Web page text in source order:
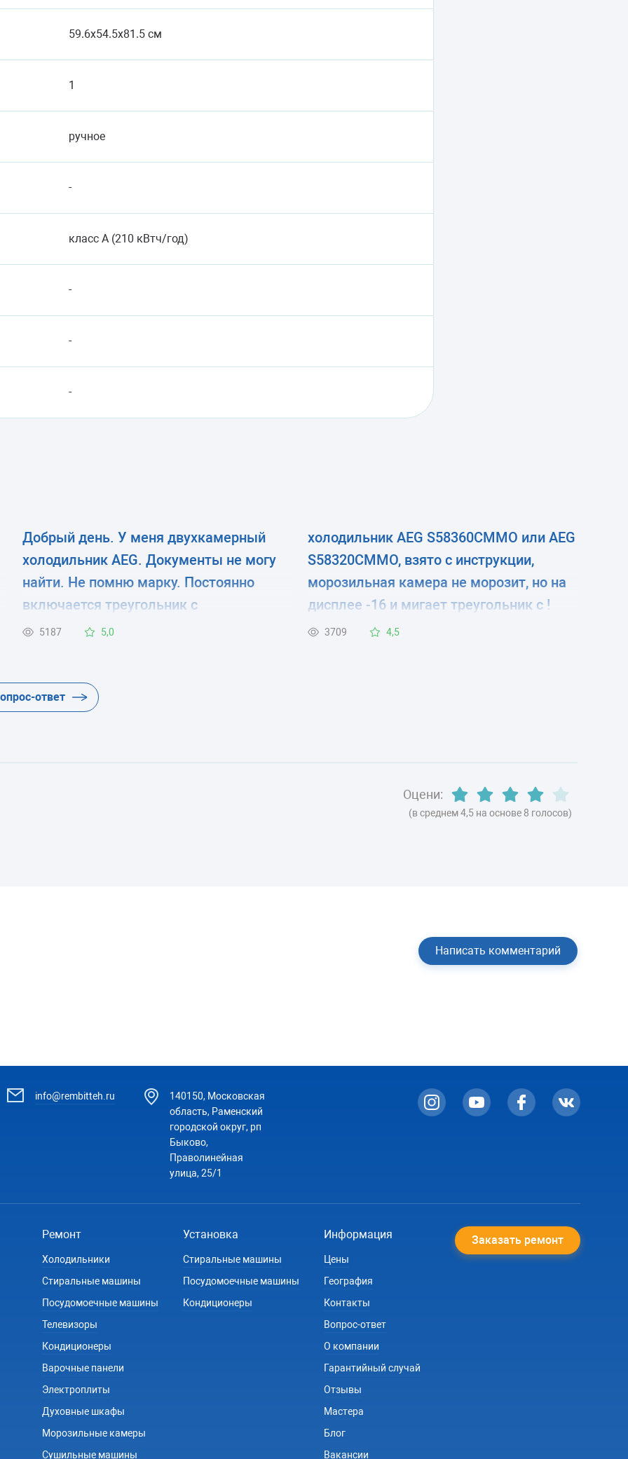
59.6x54.5x81.5 см
1
ручное
-
класс A (210 кВтч/год)
-
-
-
Добрый день. У меня двухкамерный
холодильник AEG. Документы не могу
найти. Не помню марку. Постоянно
включается треугольник с
восклицательным знаком. И
посмотреть модель холодильника?
только на задней стенке? и где почитать
5187 5,0
холодильник AEG S58360CMMO или AEG
S58320CMMO, взято с инструкции,
морозильная камера не морозит, но на
дисплее -16 и мигает треугольник с !
знаком. В чём причина. Спасибо!
3709 4,5
ответ
Оцени:
(в среднем 4,5 на основе 8 голосов)
Написать комментарий
info@rembitteh.ru
140150, Московская
область, Раменский
городской округ, рп
Быково,
Праволинейная
улица, 25/1
Ремонт
Холодильники
Стиральные машины
Посудомоечные машины
Телевизоры
Кондиционеры
Варочные панели
Электроплиты
Духовные шкафы
Морозильные камеры
Сушильные машины
Установка
Стиральные машины
Посудомоечные машины
Кондиционеры
Информация
Цены
География
Контакты
Вопрос-ответ
О компании
Гарантийный случай
Отзывы
Мастера
Блог
Вакансии
Заказать ремонт